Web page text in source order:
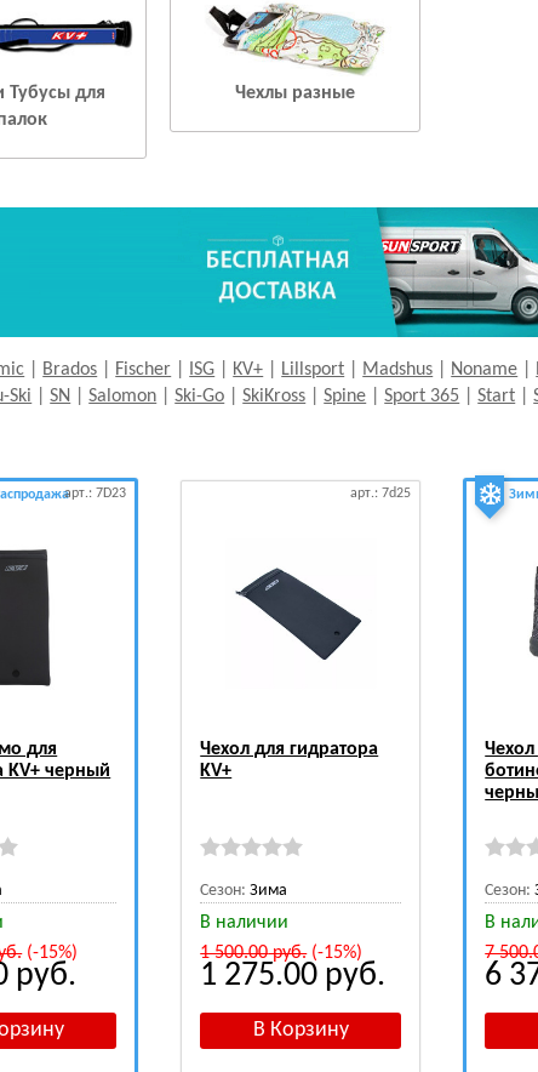
Тубусы для
Чехлы разные
Brados Fischer ISG KV+ Lillsport Madshus Noname
Ski |SN |Salomon |Ski-Go |SkiKross |Spine |Sport 365 |Start |
арт.: 7D23
для
KV+ черный
(-15%)
руб.
арт.: 7d25
Чехол для гидратора
KV+
Сезон: Зима
В наличии
1 500.00руб.(-15%)
1 275.00 руб.
Сезон:
В
7
6